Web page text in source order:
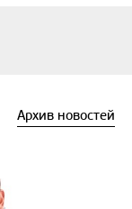
Архив новостей